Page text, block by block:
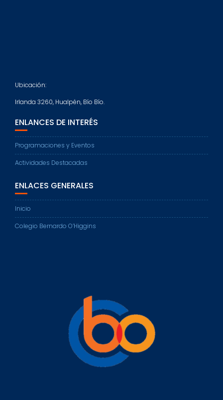
Ubicación:
Irlanda 3260, Hualpén, Bío Bío.
ENLANCES DE INTERÉS
Programaciones y Eventos
Actividades Destacadas
ENLACES GENERALES
Inicio
Colegio Bernardo O’Higgins